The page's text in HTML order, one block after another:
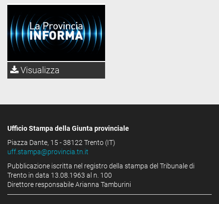
Visualizza
Ufficio Stampa della Giunta provinciale
Piazza Dante, 15 - 38122 Trento (IT)
uff.stampa@provincia.tn.it
Pubblicazione iscritta nel registro della stampa del Tribunale di
Trento in data 13.08.1963 al n. 100
Direttore responsabile Arianna Tamburini